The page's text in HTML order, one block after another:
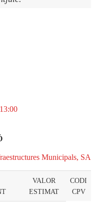
Municipals, SA
VALOR
ESTIMAT
CODI
CPV